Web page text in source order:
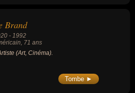
Brand
- 1992
, 71 ans
(Art, Cinéma).
Tombe ►